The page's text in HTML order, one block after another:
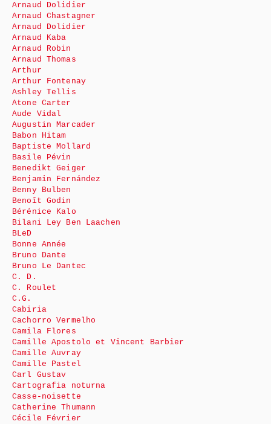
Arnaud Dolidier
Arnaud Chastagner
Arnaud Dolidier
Arnaud Kaba
Arnaud Robin
Arnaud Thomas
Arthur
Arthur Fontenay
Ashley Tellis
Atone Carter
Aude Vidal
Augustin Marcader
Babon Hitam
Baptiste Mollard
Basile Pévin
Benedikt Geiger
Benjamin Fernández
Benny Bulben
Benoît Godin
Bérénice Kalo
Bilani Ley Ben Laachen
BLeD
Bonne Année
Bruno Dante
Bruno Le Dantec
C. D.
C. Roulet
C.G.
Cabiria
Cachorro Vermelho
Camila Flores
Camille Apostolo et Vincent Barbier
Camille Auvray
Camille Pastel
Carl Gustav
Cartografia noturna
Casse-noisette
Catherine Thumann
Cécile Février